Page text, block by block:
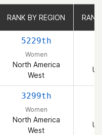
RANK BY REGION
5229th
Women
North America
West
3299th
Women
North America
West
RANK BY REGION